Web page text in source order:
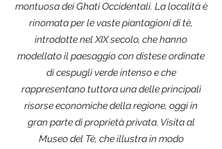
montuosa dei Ghati Occidentali. La località è
rinomata per le vaste piantagioni di tè,
introdotte nel XIX secolo, che hanno
modellato il paesaggio con distese ordinate
di cespugli verde intenso e che
rappresentano tuttora una delle principali
risorse economiche della regione, oggi in
gran parte di proprietà privata. Visita al
Museo del Tè, che illustra in modo